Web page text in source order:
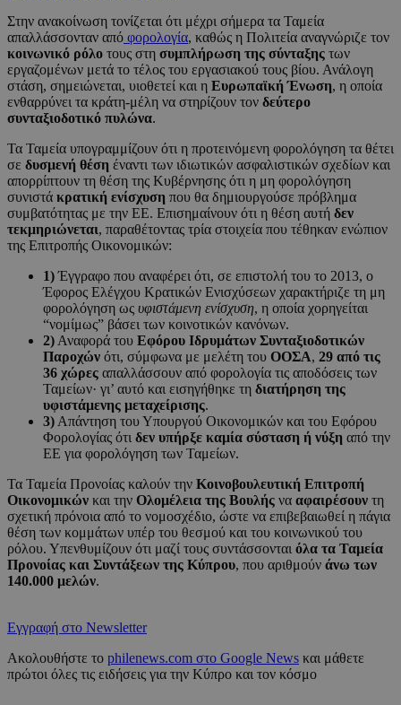
Στην ανακοίνωση τονίζεται ότι μέχρι σήμερα τα Ταμεία
απαλλάσσονταν από φορολογία, καθώς η Πολιτεία αναγνώριζε τον
κοινωνικό ρόλο τους στη συμπλήρωση της σύνταξης των
εργαζομένων μετά το τέλος του εργασιακού τους βίου. Ανάλογη
στάση, σημειώνεται, υιοθετεί και η Ευρωπαϊκή Ένωση, η οποία
ενθαρρύνει τα κράτη-μέλη να στηρίζουν τον δεύτερο
συνταξιοδοτικό πυλώνα.
Τα Ταμεία υπογραμμίζουν ότι η προτεινόμενη φορολόγηση τα θέτει
σε δυσμενή θέση έναντι των ιδιωτικών ασφαλιστικών σχεδίων και
απορρίπτουν τη θέση της Κυβέρνησης ότι η μη φορολόγηση
συνιστά κρατική ενίσχυση που θα δημιουργούσε πρόβλημα
συμβατότητας με την ΕΕ. Επισημαίνουν ότι η θέση αυτή δεν
τεκμηριώνεται, παραθέτοντας τρία στοιχεία που τέθηκαν ενώπιον
της Επιτροπής Οικονομικών:
1)Έγγραφο που αναφέρει ότι, σε επιστολή του το 2013, ο
Έφορος Ελέγχου Κρατικών Ενισχύσεων χαρακτήριζε τη μη
φορολόγηση ως υφιστάμενη ενίσχυση, η οποία χορηγείται
“νομίμως” βάσει των κοινοτικών κανόνων.
2) Αναφορά του Εφόρου Ιδρυμάτων Συνταξιοδοτικών
Παροχών ότι, σύμφωνα με μελέτη του ΟΟΣΑ, 29 από τις
36 χώρες απαλλάσσουν από φορολογία τις αποδόσεις των
Ταμείων· γι’ αυτό και εισηγήθηκε τη διατήρηση της
υφιστάμενης μεταχείρισης.
3) Απάντηση του Υπουργού Οικονομικών και του Εφόρου
Φορολογίας ότι δεν υπήρξε καμία σύσταση ή νύξη από την
ΕΕ για φορολόγηση των Ταμείων.
Τα Ταμεία Προνοίας καλούν την Κοινοβουλευτική Επιτροπή
Οικονομικών και την Ολομέλεια της Βουλής να αφαιρέσουν τη
σχετική πρόνοια από το νομοσχέδιο, ώστε να επιβεβαιωθεί η πάγια
θέση των κομμάτων υπέρ του θεσμού και του κοινωνικού του
ρόλου. Υπενθυμίζουν ότι μαζί τους συντάσσονται όλα τα Ταμεία
Προνοίας και Συντάξεων της Κύπρου, που αριθμούν άνω των
140.000 μελών.
Εγγραφή στο Newsletter
Ακολουθήστε το philenews.com στο Google News και μάθετε
πρώτοι όλες τις ειδήσεις για την Κύπρο και τον κόσμο